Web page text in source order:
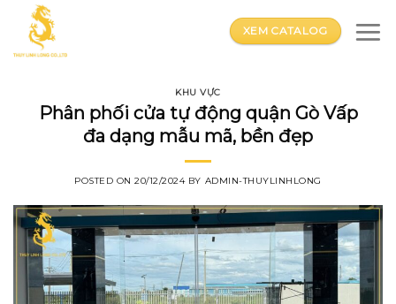
content
XEM CATALOG
KHU VỰC
Phân phối cửa tự động quận Gò Vấp
đa dạng mẫu mã, bền đẹp
POSTED ON20/12/2024BY ADMIN-THUYLINHLONG